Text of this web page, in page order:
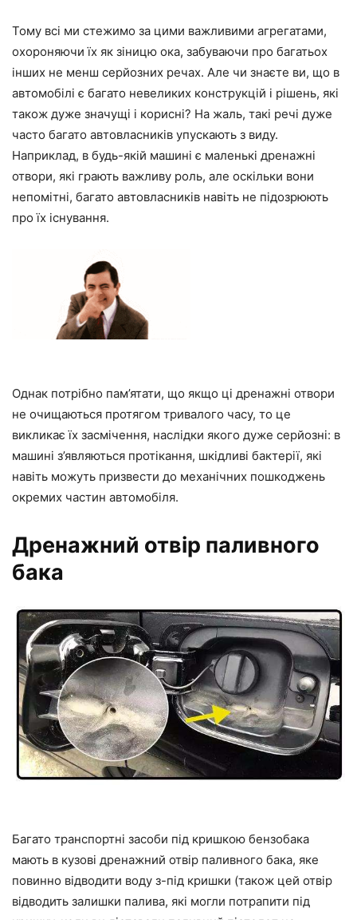
Тому всі ми стежимо за цими важливими агрегатами,
охороняючи їх як зіницю ока, забуваючи про багатьох
інших не менш серйозних речах. Але чи знаєте ви, що в
автомобілі є багато невеликих конструкцій і рішень, які
також дуже значущі і корисні? На жаль, такі речі дуже
часто багато автовласників упускають з виду.
Наприклад, в будь-якій машині є маленькі дренажні
отвори, які грають важливу роль, але оскільки вони
непомітні, багато автовласників навіть не підозрюють
про їх існування.
Однак потрібно пам’ятати, що якщо ці дренажні отвори
не очищаються протягом тривалого часу, то це
викликає їх засмічення, наслідки якого дуже серйозні: в
машині з’являються протікання, шкідливі бактерії, які
навіть можуть призвести до механічних пошкоджень
окремих частин автомобіля.
Дренажний отвір паливного
бака
Багато транспортні засоби під кришкою бензобака
мають в кузові дренажний отвір паливного бака, яке
повинно відводити воду з-під кришки (також цей отвір
відводить залишки палива, які могли потрапити під